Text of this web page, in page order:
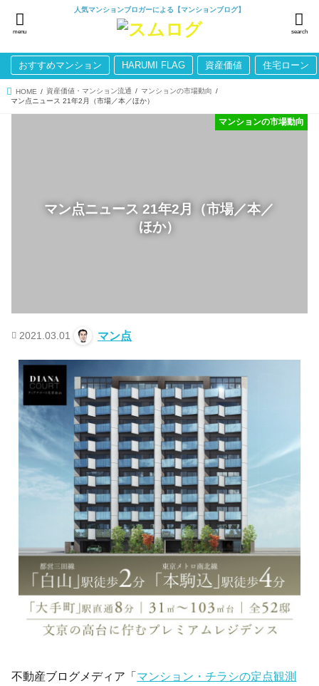
人気マンションブロガーによる【マンションブログ】
search
menu
おすすめマンション HARUMI FLAG 資産価値 住宅ローン
HOME 資産価値・マンション流通
マンションの市場動向
マン点ニュース 21年2月（市場／本／ほか）
マン点ニュース 21年2月（市場／本／
ほか）
マンションの市場動向
2021.03.01 マン点
不動産ブログメディア「マンション・チラシの定点観測